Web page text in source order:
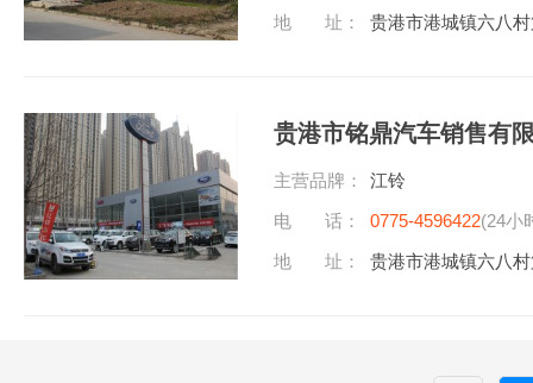
地 址：
贵港市港城镇六八
贵港市铭鼎汽车销售有
主营品牌：
江铃
电 话：
0775-4596422(24小
地 址：
贵港市港城镇六八